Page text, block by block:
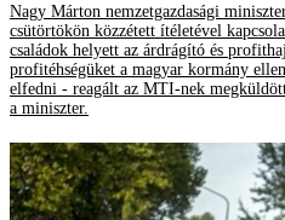
Nagy Márton nemzetgazdasági
csütörtökön közzétett ítéletével
családok helyett az árdrágító és
profitéhségüket a magyar kormány
elfedni - reagált az MTI-nek
a miniszter.